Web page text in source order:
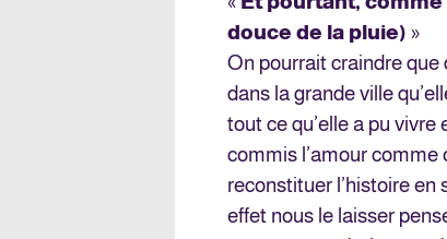
douce de la pluie) »
On pourrait craindre que
dans la grande ville
tout ce qu’elle a pu vivre
commis l’amour comme
reconstituer l’histoire en
effet nous le laisser